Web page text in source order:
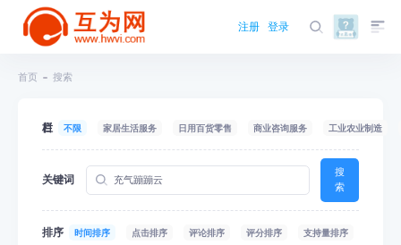
注册 登录
首页 搜索
栏目 不限 家居生活服务 日用百货零售 商业咨询服务 工业农业制造
关键词
搜
索
排序 时间排序 点击排序 评论排序 评分排序 支持量排序